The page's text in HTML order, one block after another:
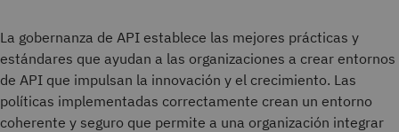
La gobernanza de API establece las mejores prácticas y
estándares que ayudan a las organizaciones a crear entornos
de API que impulsan la innovación y el crecimiento. Las
políticas implementadas correctamente crean un entorno
coherente y seguro que permite a una organización integrar